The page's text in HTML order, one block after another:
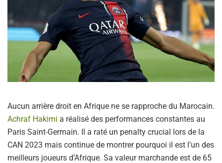
Aucun arrière droit en Afrique ne se rapproche du Marocain.
Achraf Hakimi a réalisé des performances constantes au
Paris Saint-Germain. Il a raté un penalty crucial lors de la
CAN 2023 mais continue de montrer pourquoi il est l’un des
meilleurs joueurs d’Afrique. Sa valeur marchande est de 65